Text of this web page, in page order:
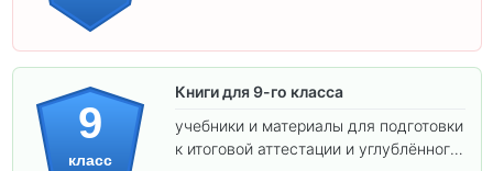
9
класс
Книги для 9-го класса
учебники и материалы для подготовки
к итоговой аттестации и углублённого